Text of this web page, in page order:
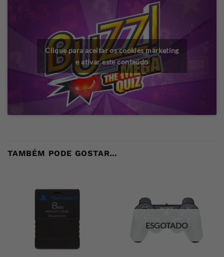
Clique para aceitar os cookies marketing
e ativar este conteúdo
TAMBÉM PODE GOSTAR…
ESGOTADO